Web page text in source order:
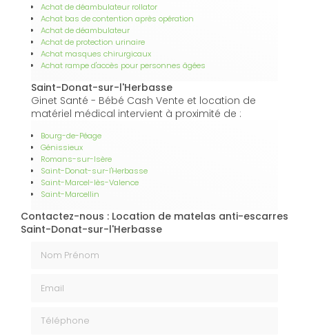
Achat de déambulateur rollator
Achat bas de contention après opération
Achat de déambulateur
Achat de protection urinaire
Achat masques chirurgicaux
Achat rampe d'accès pour personnes âgées
Saint-Donat-sur-l'Herbasse
Ginet Santé - Bébé Cash Vente et location de
matériel médical intervient à proximité de :
Bourg-de-Péage
Génissieux
Romans-sur-Isère
Saint-Donat-sur-l'Herbasse
Saint-Marcel-lès-Valence
Saint-Marcellin
Contactez-nous : Location de matelas anti-escarres
Saint-Donat-sur-l'Herbasse